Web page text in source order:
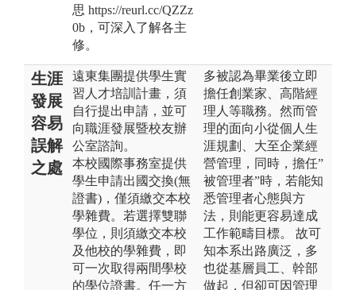
思 https://reurl.cc/QZZz
0b，可深入了解各主
修。
生涯
發展
容易
誤解
之處
遠東集團提供學生實
習人才培訓計畫，須
自行提出申請，並可
向職涯發展暨校友辦
公室諮詢。
本校國際事務室提供
學生申請出國交換(無
證書)，僅須繳交本校
學雜費。若選擇雙聯
學位，則須繳交本校
及他校的學雜費，即
可一次取得兩間學校
的學位證書。任一方
多被認為畢業後立即
擔任創業家、高階經
理人等職務。然而管
理的面向小從個人生
涯規劃、大至企業經
營管理，同時，擔任”
被管理者”時，若能知
悉管理者心態與方
法，則能更容易達成
工作範疇目標。 故可
知本系出路廣泛，多
也從基層員工、幹部
做起，但卻可因管理